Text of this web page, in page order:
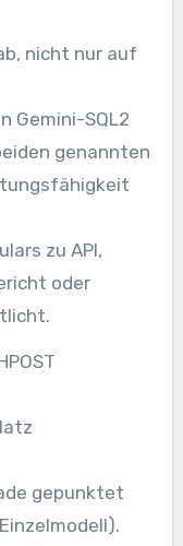
nicht nur auf
Gemini-SQL2
genannten
zu API,
oder
gepunktet